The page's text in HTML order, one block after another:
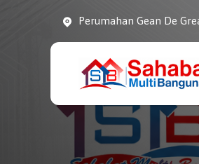
Perumahan Gean De
CV.
MULTI
BANGUNAN
Sahabat Pembangunan
Anda